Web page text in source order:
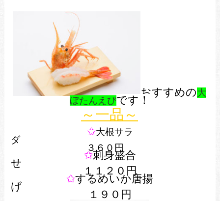
おすすめの大
ぼたんえびです！
～一品～
✩大根サラ
３６０円
✩刺身盛合
１１２０円
✩するめいか唐揚
げ
１９０円